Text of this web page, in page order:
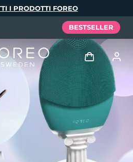
I PRODOTTI FOREO
BESTSELLER
Accedi
Profilo utente
I miei dispositivi
Elixir
Español
Português